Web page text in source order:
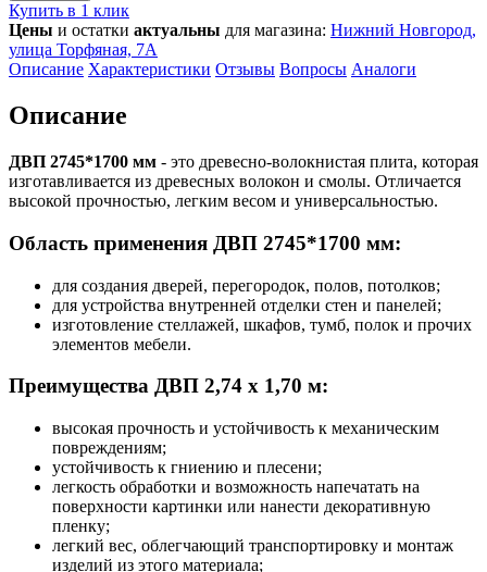
Купить в 1 клик
Цены и остатки актуальны для магазина: Нижний Новгород,
улица Торфяная, 7А
Описание Характеристики Отзывы Вопросы Аналоги
Описание
ДВП 2745*1700 мм - это древесно-волокнистая плита, которая
изготавливается из древесных волокон и смолы. Отличается
высокой прочностью, легким весом и универсальностью.
Область применения ДВП 2745*1700 мм:
для создания дверей, перегородок, полов, потолков;
для устройства внутренней отделки стен и панелей;
изготовление стеллажей, шкафов, тумб, полок и прочих
элементов мебели.
Преимущества ДВП 2,74 x 1,70 м:
высокая прочность и устойчивость к механическим
повреждениям;
устойчивость к гниению и плесени;
легкость обработки и возможность напечатать на
поверхности картинки или нанести декоративную
пленку;
легкий вес, облегчающий транспортировку и монтаж
изделий из этого материала;